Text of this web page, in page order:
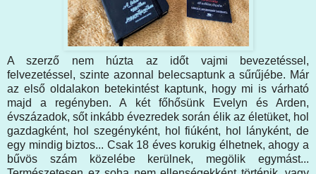
A szerző nem húzta az időt vajmi bevezetéssel,
felvezetéssel, szinte azonnal belecsaptunk a sűrűjébe. Már
az első oldalakon betekintést kaptunk, hogy mi is várható
majd a regényben. A két főhősünk Evelyn és Arden,
évszázadok, sőt inkább évezredek során élik az életüket, hol
gazdagként, hol szegényként, hol fiúként, hol lányként, de
egy mindig biztos... Csak 18 éves korukig élhetnek, ahogy a
bűvös szám közelébe kerülnek, megölik egymást...